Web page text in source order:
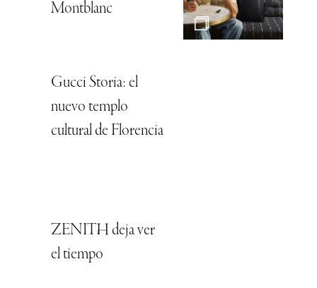
Montblanc
Gucci Storia: el
nuevo templo
cultural de Florencia
ZENITH deja ver
el tiempo